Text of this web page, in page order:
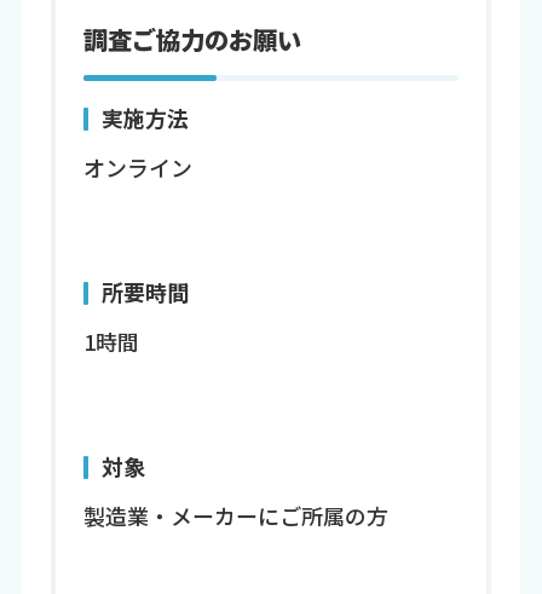
調査ご協力のお願い
実施方法
オンライン
所要時間
1時間
対象
製造業・メーカーにご所属の方